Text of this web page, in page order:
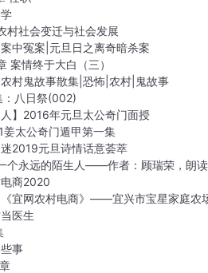
村社会变迁与社会发展
案中冤案|元旦日之离奇暗杀案
案情终于大白（三）
农村鬼故事散集|恐怖|农村|鬼故事
：八日祭(002)
人】2016年元旦太公奇门面授
姜太公奇门遁甲第一集
2019元旦诗情话意荟萃
个永远的陌生人——作者：顾瑞荣，朗
商2020
宜网农村电商》——宜兴市宝星家庭农
医生
事